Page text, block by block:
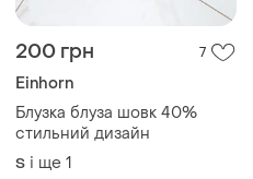
200 грн 7
Einhorn
Блузка блуза шовк 40%
стильний дизайн
S і ще 1